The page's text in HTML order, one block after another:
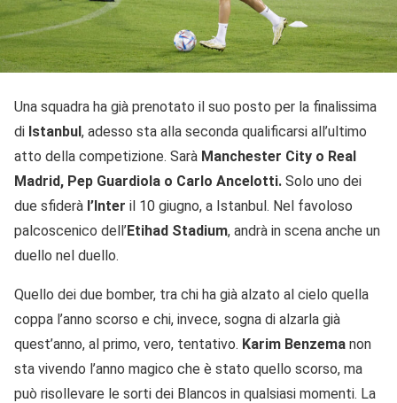
Una squadra ha già prenotato il suo posto per la finalissima
di Istanbul, adesso sta alla seconda qualificarsi all’ultimo
atto della competizione. Sarà Manchester City o Real
Madrid, Pep Guardiola o Carlo Ancelotti. Solo uno dei
due sfiderà l’Inter il 10 giugno, a Istanbul. Nel favoloso
palcoscenico dell’Etihad Stadium, andrà in scena anche un
duello nel duello.
Quello dei due bomber, tra chi ha già alzato al cielo quella
coppa l’anno scorso e chi, invece, sogna di alzarla già
quest’anno, al primo, vero, tentativo. Karim Benzema non
sta vivendo l’anno magico che è stato quello scorso, ma
può risollevare le sorti dei Blancos in qualsiasi momenti. La